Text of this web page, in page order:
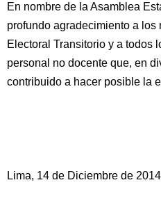
En nombre de la Asamblea
profundo agradecimiento a los
Electoral Transitorio y a todos
personal no docente que, en
contribuido a hacer posible la
Lima, 14 de Diciembre de